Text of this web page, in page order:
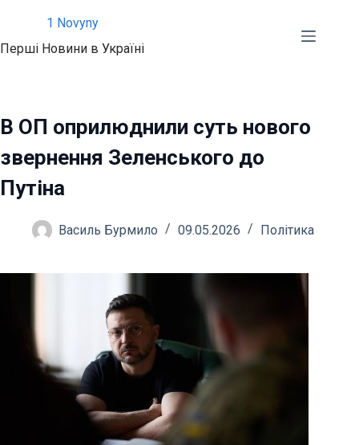
вмісту
1 Novyny
Перші Новини в Україні
В ОП оприлюднили суть нового
звернення Зеленського до
Путіна
Василь Бурмило 09.05.2026 Політика